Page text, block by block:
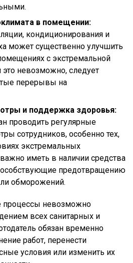
в помещении:
кондиционирования и
может существенно улучшить
с экстремальной
это невозможно, следует
перерывы на
и поддержка здоровья:
проводить регулярные
сотрудников, особенно тех,
экстремальных
иметь в наличии средства
предотвращению
обморожений.
процессы невозможно
всех санитарных и
обязан временно
работ, перенести
условия или изменить их